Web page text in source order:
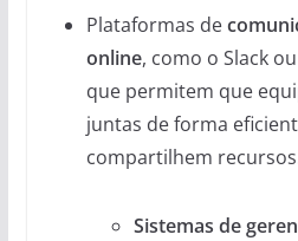
Plataformas de
online, como o Slack
que permitem que
juntas de forma
compartilhem
Sistemas de